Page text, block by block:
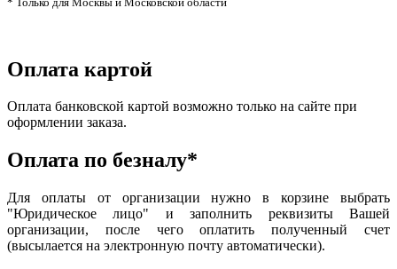
Оплата картой
Оплата банковской картой возможно только на сайте при
оформлении заказа.
Оплата по безналу*
Для оплаты от организации нужно в корзине выбрать
"Юридическое лицо" и заполнить реквизиты Вашей
организации, после чего оплатить полученный счет
(высылается на электронную почту автоматически).